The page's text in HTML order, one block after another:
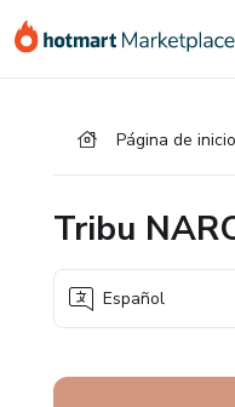
Página de inicio
Tribu
Español